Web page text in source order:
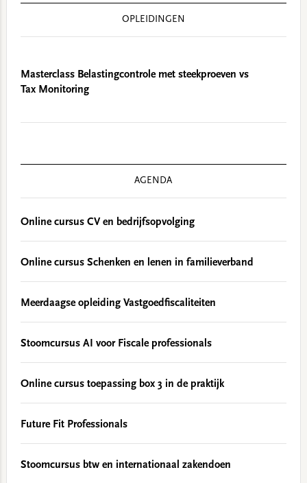
OPLEIDINGEN
Masterclass Belastingcontrole met steekproeven vs
Tax Monitoring
AGENDA
Online cursus CV en bedrijfsopvolging
Online cursus Schenken en lenen in familieverband
Meerdaagse opleiding Vastgoedfiscaliteiten
Stoomcursus AI voor Fiscale professionals
Online cursus toepassing box 3 in de praktijk
Future Fit Professionals
Stoomcursus btw en internationaal zakendoen